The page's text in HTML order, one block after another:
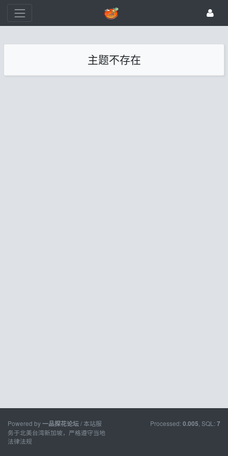
主题不存在
Powered by一品探花论坛/ 本站服
务于北美台湾新加坡，严格遵守当地
法律法规
Processed: 0.005 , SQL: 7